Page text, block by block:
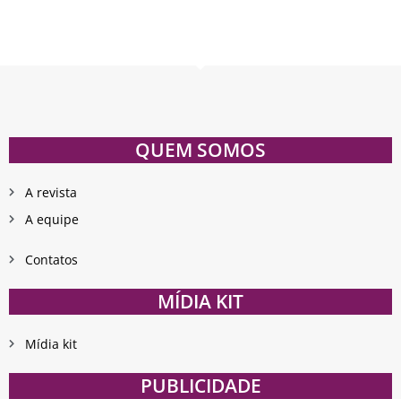
QUEM SOMOS
A revista
A equipe
Contatos
MÍDIA KIT
Mídia kit
PUBLICIDADE